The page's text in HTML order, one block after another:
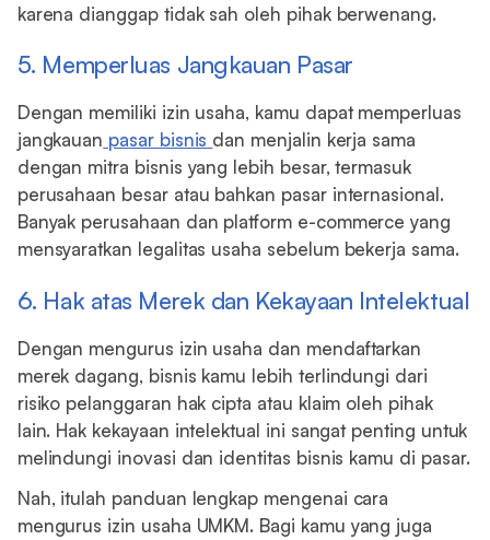
karena dianggap tidak sah oleh pihak berwenang.
5. Memperluas Jangkauan Pasar
Dengan memiliki izin usaha, kamu dapat memperluas
jangkauan pasar bisnis dan menjalin kerja sama
dengan mitra bisnis yang lebih besar, termasuk
perusahaan besar atau bahkan pasar internasional.
Banyak perusahaan dan platform e-commerce yang
mensyaratkan legalitas usaha sebelum bekerja sama.
6. Hak atas Merek dan Kekayaan Intelektual
Dengan mengurus izin usaha dan mendaftarkan
merek dagang, bisnis kamu lebih terlindungi dari
risiko pelanggaran hak cipta atau klaim oleh pihak
lain. Hak kekayaan intelektual ini sangat penting untuk
melindungi inovasi dan identitas bisnis kamu di pasar.
Nah, itulah panduan lengkap mengenai cara
mengurus izin usaha UMKM. Bagi kamu yang juga